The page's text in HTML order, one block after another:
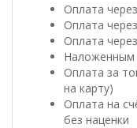
Оплата
Оплата
Оплата
Наложенным
Оплата за
на карту)
Оплата на
без наценки